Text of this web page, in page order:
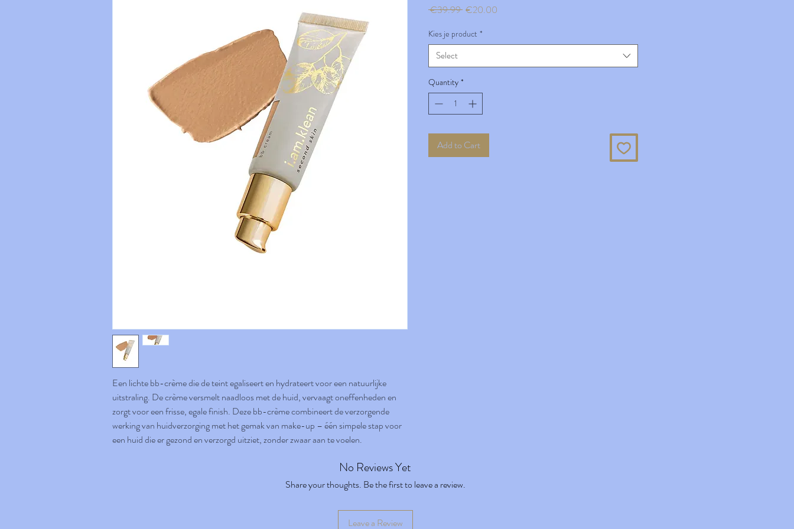
Een lichte bb-crème die de teint egaliseert en hydrateert voor een natuurlijke
uitstraling. De crème versmelt naadloos met de huid, vervaagt oneffenheden en
zorgt voor een frisse, egale finish. Deze bb-crème combineert de verzorgende
werking van huidverzorging met het gemak van make-up – één simpele stap voor
een huid die er gezond en verzorgd uitziet, zonder zwaar aan te voelen.
€39.99 Regular
€20.00
Kies je product *
Select
Quantity *
Add to Cart
No Reviews Yet
Share your thoughts. Be the first to leave a review.
Leave a Review